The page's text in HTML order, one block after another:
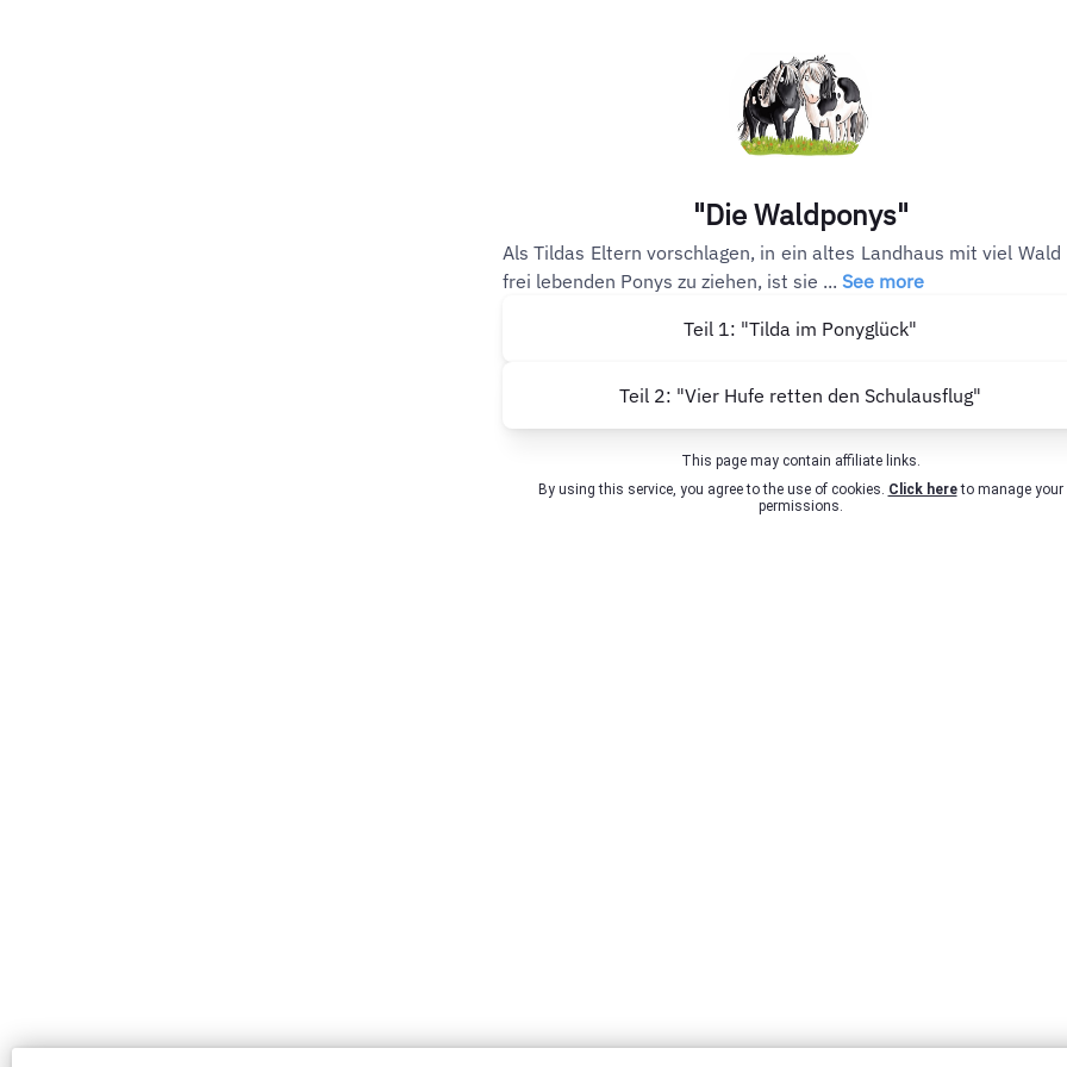
"Die Waldponys"
Als Tildas Eltern vorschlagen, in ein altes Landhaus mit viel Wald
frei lebenden Ponys zu ziehen, ist sie ... See more
Teil 1: "Tilda im Ponyglück"
Teil 2: "Vier Hufe retten den Schulausflug"
This page may contain affiliate links.
By using this service, you agree to the use of cookies. Click hereto manage your
permissions.